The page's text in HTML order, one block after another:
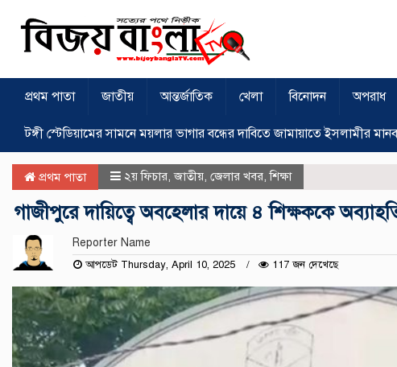
প্রথম পাতা জাতীয় আন্তর্জাতিক খেলা বিনোদন অপরাধ
টঙ্গী স্টেডিয়ামের সামনে ময়লার ভাগার বন্ধের দাবিতে জামায়াতে ইসলামীর
প্রথম পাতা ২য় ফিচার ,জাতীয় জেলার খবর ,শিক্ষা
গাজীপুরে দায়িত্বে অবহেলার দায়ে ৪ শিক্ষককে
Reporter Name
আপডেট Thursday, April 10, 2025 117 জন দেখেছে